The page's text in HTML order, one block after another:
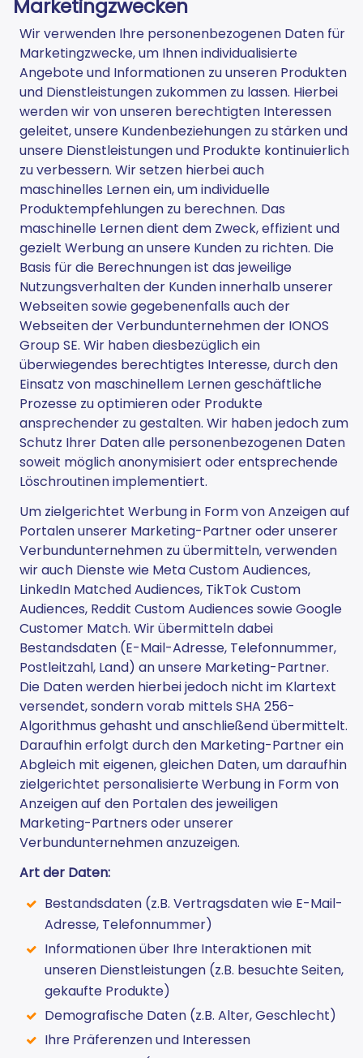
Marketingzwecken
Wir verwenden Ihre personenbezogenen Daten für
Marketingzwecke, um Ihnen individualisierte
Angebote und Informationen zu unseren Produkten
und Dienstleistungen zukommen zu lassen. Hierbei
werden wir von unseren berechtigten Interessen
geleitet, unsere Kundenbeziehungen zu stärken und
unsere Dienstleistungen und Produkte kontinuierlich
zu verbessern. Wir setzen hierbei auch
maschinelles Lernen ein, um individuelle
Produktempfehlungen zu berechnen. Das
maschinelle Lernen dient dem Zweck, effizient und
gezielt Werbung an unsere Kunden zu richten. Die
Basis für die Berechnungen ist das jeweilige
Nutzungsverhalten der Kunden innerhalb unserer
Webseiten sowie gegebenenfalls auch der
Webseiten der Verbundunternehmen der IONOS
Group SE. Wir haben diesbezüglich ein
überwiegendes berechtigtes Interesse, durch den
Einsatz von maschinellem Lernen geschäftliche
Prozesse zu optimieren oder Produkte
ansprechender zu gestalten. Wir haben jedoch zum
Schutz Ihrer Daten alle personenbezogenen Daten
soweit möglich anonymisiert oder entsprechende
Löschroutinen implementiert.
Um zielgerichtet Werbung in Form von Anzeigen auf
Portalen unserer Marketing-Partner oder unserer
Verbundunternehmen zu übermitteln, verwenden
wir auch Dienste wie Meta Custom Audiences,
LinkedIn Matched Audiences, TikTok Custom
Audiences, Reddit Custom Audiences sowie Google
Customer Match. Wir übermitteln dabei
Bestandsdaten (E-Mail-Adresse, Telefonnummer,
Postleitzahl, Land) an unsere Marketing-Partner.
Die Daten werden hierbei jedoch nicht im Klartext
versendet, sondern vorab mittels SHA 256-
Algorithmus gehasht und anschließend übermittelt.
Daraufhin erfolgt durch den Marketing-Partner ein
Abgleich mit eigenen, gleichen Daten, um daraufhin
zielgerichtet personalisierte Werbung in Form von
Anzeigen auf den Portalen des jeweiligen
Marketing-Partners oder unserer
Verbundunternehmen anzuzeigen.
Art der Daten:
Bestandsdaten (z.B. Vertragsdaten wie E-Mail-
Adresse, Telefonnummer)
Informationen über Ihre Interaktionen mit
unseren Dienstleistungen (z.B. besuchte Seiten,
gekaufte Produkte)
Demografische Daten (z.B. Alter, Geschlecht)
Ihre Präferenzen und Interessen